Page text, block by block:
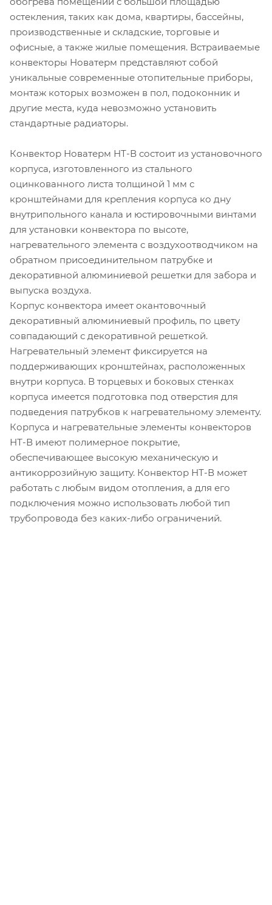
остекления, таких как дома, квартиры, бассейны,
производственные и складские, торговые и
офисные, а также жилые помещения. Встраиваемые
конвекторы Новатерм представляют собой
уникальные современные отопительные приборы,
монтаж которых возможен в пол, подоконник и
другие места, куда невозможно установить
стандартные радиаторы.
Конвектор Новатерм НТ-В состоит из установочного
корпуса, изготовленного из стального
оцинкованного листа толщиной 1 мм с
кронштейнами для крепления корпуса ко дну
внутрипольного канала и юстировочными винтами
для установки конвектора по высоте,
нагревательного элемента с воздухоотводчиком на
обратном присоединительном патрубке и
декоративной алюминиевой решетки для забора и
выпуска воздуха.
Корпус конвектора имеет окантовочный
декоративный алюминиевый профиль, по цвету
совпадающий с декоративной решеткой.
Нагревательный элемент фиксируется на
поддерживающих кронштейнах, расположенных
внутри корпуса. В торцевых и боковых стенках
корпуса имеется подготовка под отверстия для
подведения патрубков к нагревательному элементу.
Корпуса и нагревательные элементы конвекторов
НТ-В имеют полимерное покрытие,
обеспечивающее высокую механическую и
антикоррозийную защиту. Конвектор НТ-В может
работать с любым видом отопления, а для его
подключения можно использовать любой тип
трубопровода без каких-либо ограничений.